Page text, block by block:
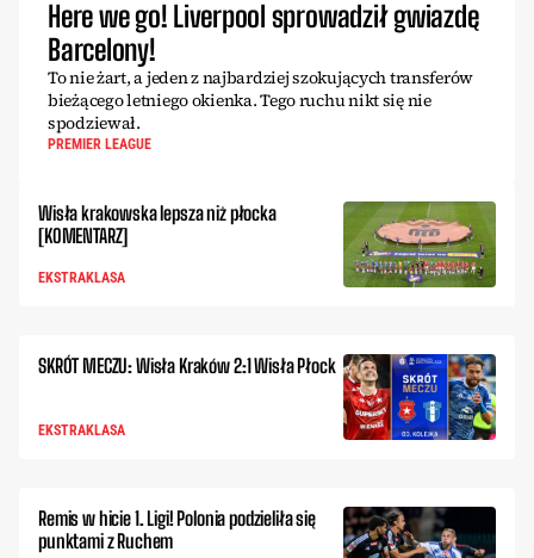
Here we go! Liverpool sprowadził gwiazdę
Barcelony!
To nie żart, a jeden z najbardziej szokujących transferów
bieżącego letniego okienka. Tego ruchu nikt się nie
spodziewał.
PREMIER LEAGUE
Wisła krakowska lepsza niż płocka
[KOMENTARZ]
EKSTRAKLASA
SKRÓT MECZU: Wisła Kraków 2:1 Wisła Płock
EKSTRAKLASA
Remis w hicie 1. Ligi! Polonia podzieliła się
punktami z Ruchem